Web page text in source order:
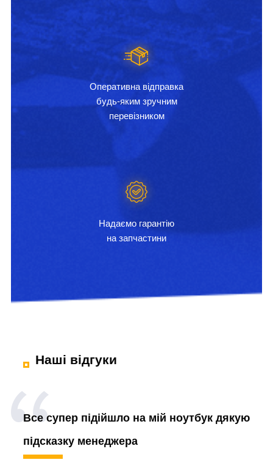
Оперативна відправка
будь-яким зручним
перевізником
Надаємо гарантію
на запчастини
Наші відгуки
Все супер підійшло на мій ноутбук дякую
підсказку менеджера